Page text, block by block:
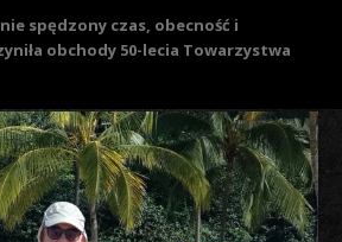
spędzony czas, obecność i
obchody 50-lecia Towarzystwa